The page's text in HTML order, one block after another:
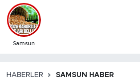
Samsun
HABERLER SAMSUN HABER
Trafik Durumu
Süper Lig Puan Durumu ve